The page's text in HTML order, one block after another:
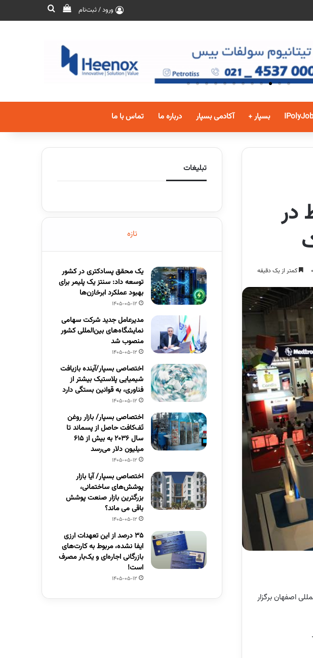
ورود / ثبت‌نام
IPolyJob بسپار + آکادمی بسپار درباره ما تماس با ما
در
0 کمتر از یک دقیقه
بین المللی اصفهان برگزار
تبلیغات
تازه
یک محقق پسادکتری در کشور
توسعه داد: سنتز یک پلیمر برای
بهبود عملکرد ابرخازن‌ها
1405-05-12
مدیرعامل جدید شرکت سهامی
نمایشگاه‌های بین‌المللی کشور
منصوب شد
1405-05-12
اختصاصی بسپار/آینده بازیافت
شیمیایی پلاستیک بیشتر از
فناوری، به قوانین بستگی دارد
1405-05-12
اختصاصی بسپار/ بازار روغن
تَف‌کافت حاصل از پسماند تا
سال ۲۰۳۶ به بیش از ۶۱۵
میلیون دلار می‌رسد
1405-05-12
اختصاصی بسپار/ آیا بازار
پوشش‌های ساختمانی،
بزرگترین بازار صنعت پوشش
باقی می ماند؟
1405-05-12
۳۵ درصد از این تعهدات ارزی
ایفا نشده، مربوط به کارت‌های
بازرگانی اجاره‌ای و یک‌بار مصرف
است!
1405-05-12